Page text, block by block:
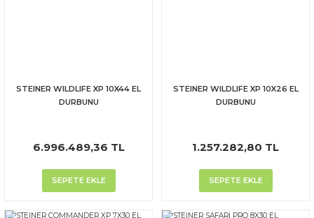
STEINER WILDLIFE XP 10X44 EL
DURBUNU
6.996.489,36 TL
SEPETE EKLE
STEINER WILDLIFE XP 10X26 EL
DURBUNU
1.257.282,80 TL
SEPETE EKLE